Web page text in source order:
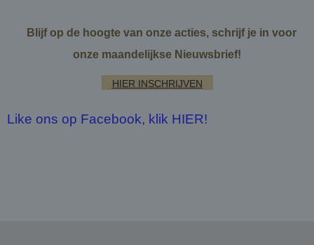
Blijf op de hoogte van onze acties, schrijf je in voor
onze maandelijkse Nieuwsbrief!
HIER INSCHRIJVEN
Like ons op Facebook, klik HIER!